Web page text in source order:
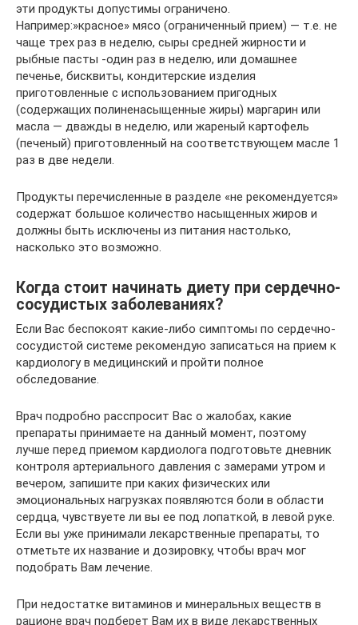
эти продукты допустимы ограничено.
Например:»красное» мясо (ограниченный прием) — т.е. не
чаще трех раз в неделю, сыры средней жирности и
рыбные пасты -один раз в неделю, или домашнее
печенье, бисквиты, кондитерские изделия
приготовленные с использованием пригодных
(содержащих полиненасыщенные жиры) маргарин или
масла — дважды в неделю, или жареный картофель
(печеный) приготовленный на соответствующем масле 1
раз в две недели.
Продукты перечисленные в разделе «не рекомендуется»
содержат большое количество насыщенных жиров и
должны быть исключены из питания настолько,
насколько это возможно.
Когда стоит начинать диету при сердечно-
сосудистых заболеваниях?
Если Вас беспокоят какие-либо симптомы по сердечно-
сосудистой системе рекомендую записаться на прием к
кардиологу в медицинский и пройти полное
обследование.
Врач подробно расспросит Вас о жалобах, какие
препараты принимаете на данный момент, поэтому
лучше перед приемом кардиолога подготовьте дневник
контроля артериального давления с замерами утром и
вечером, запишите при каких физических или
эмоциональных нагрузках появляются боли в области
сердца, чувствуете ли вы ее под лопаткой, в левой руке.
Если вы уже принимали лекарственные препараты, то
отметьте их название и дозировку, чтобы врач мог
подобрать Вам лечение.
При недостатке витаминов и минеральных веществ в
рационе врач подберет Вам их в виде лекарственных